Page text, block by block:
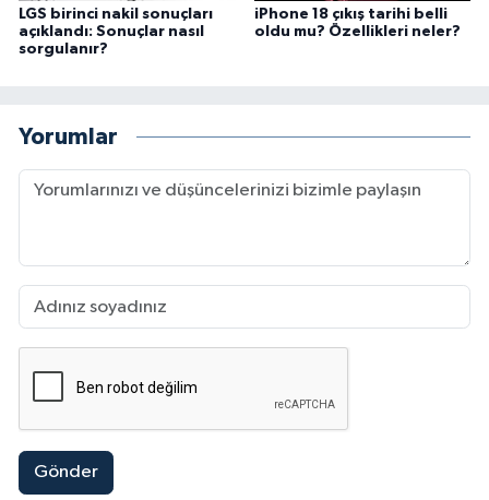
LGS birinci nakil sonuçları
açıklandı: Sonuçlar nasıl
sorgulanır?
iPhone 18 çıkış tarihi belli
oldu mu? Özellikleri neler?
Yorumlar
Gönder